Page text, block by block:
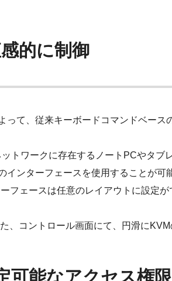
的に制御
って、従来キーボードコマンドベー
トワークに存在するノートPCやタブ
インターフェースを使用することが可
フェースは任意のレイアウトに設定
、コントロール画面にて、円滑に
可能なアクセス権限